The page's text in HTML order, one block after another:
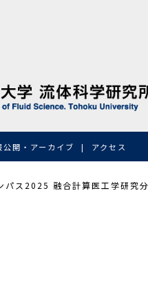
公開・アーカイブ アクセス
パス2025 融合計算医工学研究